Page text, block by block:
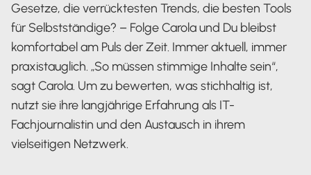
Gesetze, die verrücktesten Trends, die besten Tools
für Selbstständige? – Folge Carola und Du bleibst
komfortabel am Puls der Zeit. Immer aktuell, immer
praxistauglich. „So müssen stimmige Inhalte sein“,
sagt Carola. Um zu bewerten, was stichhaltig ist,
nutzt sie ihre langjährige Erfahrung als IT-
Fachjournalistin und den Austausch in ihrem
vielseitigen Netzwerk.